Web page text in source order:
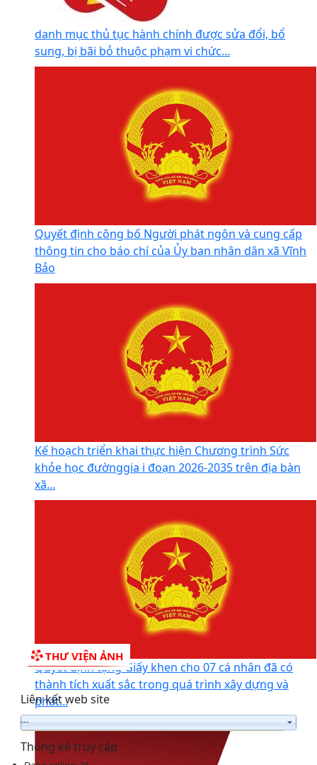
danh mục thủ tục hành chính được sửa đổi, bổ
sung, bị bãi bỏ thuộc phạm vi chức...
Quyết định công bố Người phát ngôn và cung cấp
thông tin cho báo chí của Ủy ban nhân dân xã Vĩnh
Kế hoạch triển khai thực hiện Chương trình Sức
khỏe học đườnggia i đoạn 2026-2035 trên địa bàn